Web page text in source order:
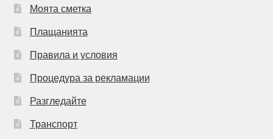
Моята сметка
Плащанията
Правила и условия
Процедура за рекламации
Разгледайте
Транспорт